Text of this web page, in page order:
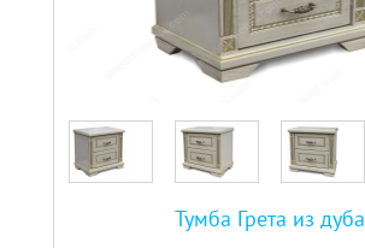
Тумба Грета из дуба